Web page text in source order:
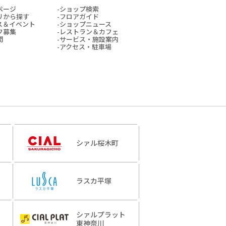
ージ ショップ検索
から探す フロアガイド
＆イベント ショップニュース
募集 レストラン＆カフェ
サービス・施設案内
アクセス・駐車場
シァル桜木町
ラスカ平塚
シァルプラット
東神奈川